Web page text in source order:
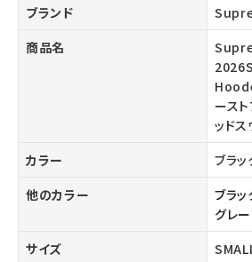
ブランド
商品名
ース
ッド
カラー
ブラッ
他のカラー
ブラッ
グレー
サイズ